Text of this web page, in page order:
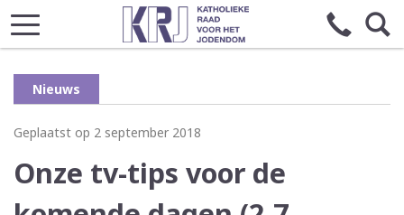
Nieuws
Geplaatst op 2 september 2018
Onze tv-tips voor de